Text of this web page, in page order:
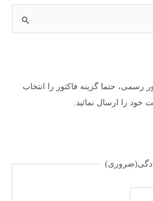
رسمی، حتما گزینه فاکتور را انتخاب
را ارسال نمائید.
(ضروری)